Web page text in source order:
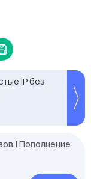
под ваши
IP без
| Пополнение